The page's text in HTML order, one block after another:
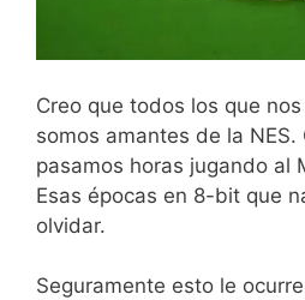
Creo que todos los que
somos amantes de la NES.
pasamos horas jugando al
Esas épocas en 8-bit que
olvidar.
Seguramente esto le